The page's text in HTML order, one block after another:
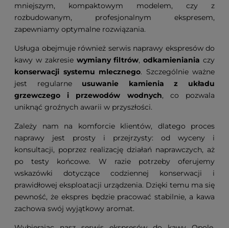
mniejszym, kompaktowym modelem, czy z
rozbudowanym, profesjonalnym ekspresem,
zapewniamy optymalne rozwiązania.
Usługa obejmuje również serwis naprawy ekspresów do
kawy w zakresie wymiany filtrów,odkamieniania czy
konserwacji systemu mlecznego. Szczególnie ważne
jest regularne usuwanie kamienia z układu
grzewczego i przewodów wodnych, co pozwala
uniknąć groźnych awarii w przyszłości.
Zależy nam na komforcie klientów, dlatego proces
naprawy jest prosty i przejrzysty: od wyceny i
konsultacji, poprzez realizację działań naprawczych, aż
po testy końcowe. W razie potrzeby oferujemy
wskazówki dotyczące codziennej konserwacji i
prawidłowej eksploatacji urządzenia. Dzięki temu ma się
pewność, że ekspres będzie pracować stabilnie, a kawa
zachowa swój wyjątkowy aromat.